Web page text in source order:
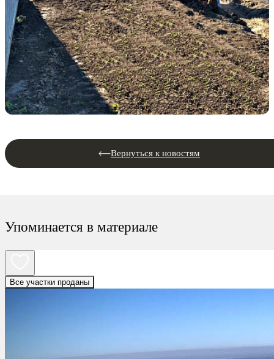
Вернуться к новостям
Упоминается в материале
Все участки проданы